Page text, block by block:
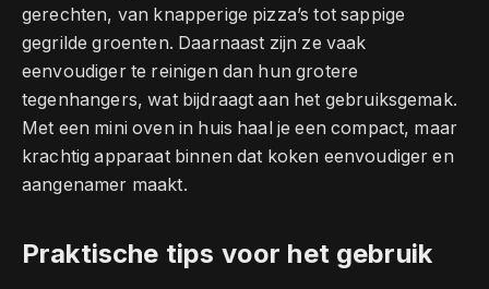
gerechten, van knapperige pizza’s tot sappige
gegrilde groenten. Daarnaast zijn ze vaak
eenvoudiger te reinigen dan hun grotere
tegenhangers, wat bijdraagt aan het gebruiksgemak.
Met een mini oven in huis haal je een compact, maar
krachtig apparaat binnen dat koken eenvoudiger en
aangenamer maakt.
Praktische tips voor het gebruik